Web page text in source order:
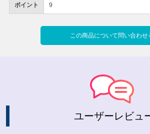
ポイント 9
この商品について問い合わせ
ユーザーレビュ